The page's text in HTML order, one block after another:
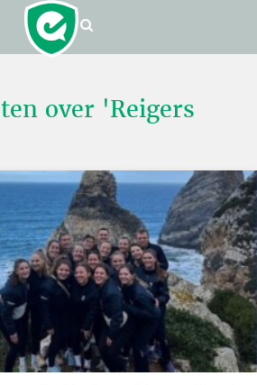
over 'Reigers